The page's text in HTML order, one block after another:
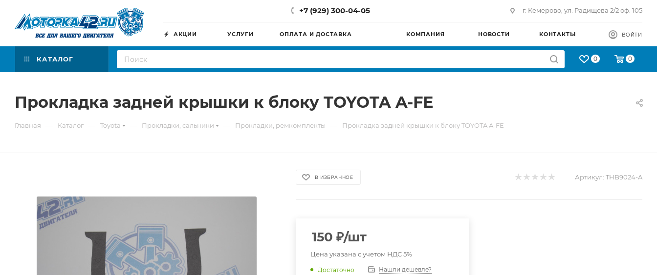
+7 (929) 300-04-05 г. Кемерово, ул. Радищева 2/2 оф. 105
АКЦИИ УСЛУГИ ОПЛАТА И ДОСТАВКА КОМПАНИЯ НОВОСТИ КОНТАКТЫ ВОЙТИ
КАТАЛОГ 0 0
Прокладка задней крышки к блоку TOYOTA A-FE
Главная — Каталог — Toyota — Прокладки, сальники — Прокладки, ремкомплекты — Прокладка задней крышки к блоку TOYOTA A-FE
В ИЗБРАННОЕ Артикул: THB9024-A
150 ₽/шт
Цена указана с учетом НДС 5%
Достаточно Нашли дешевле?